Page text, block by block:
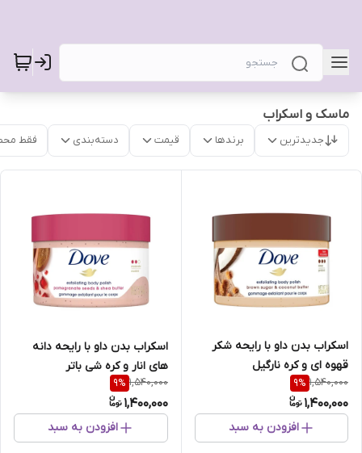
ماسک و اسکراب
جدیدترین برندها قیمت دسته‌بندی فقط
اسکراب بدن داو با رایحه شکر
قهوه ای و کره نارگیل
1,540,000
9%
1,400,000
افزودن به سبد
اسکراب بدن داو با رایحه دانه
های انار و کره شی باتر
1,540,000
9%
1,400,000
افزودن به سبد